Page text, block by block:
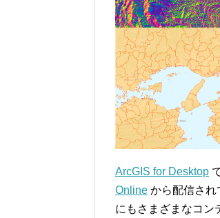
ArcGIS for Desktop
Online から配信され
にもさまざまなコン